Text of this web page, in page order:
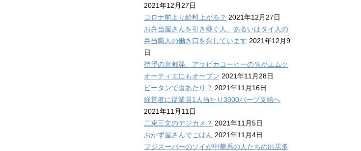
2021年12月27日
コロナ前より給料上がる？ 2021年12月27日
お弁当屋さんを引き継ぐ人、あるいはタイ人の
弁当職人の働き口を探しています 2021年12月9
日
待望の京都発、アラビカコーヒーの％がエムク
オーティエにもオープン 2021年11月28日
ピータンで食あたり？ 2021年11月16日
経営者に従業員1人当たり3000バーツ支給へ
2021年11月11日
二束三文のデジカメ？ 2021年11月5日
おかず屋さんでごはん 2021年11月4日
フジスーパーのソイが中華系の人たちの出店多